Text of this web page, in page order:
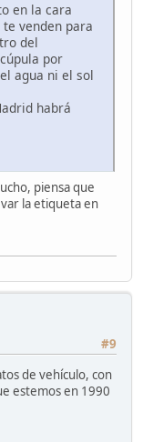
en la cara
venden para
del
por
agua ni el sol
habrá
piensa que
la etiqueta en
#9
de vehículo, con
estemos en 1990